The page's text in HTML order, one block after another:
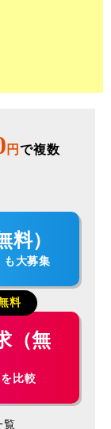
円で複数
料）
も大募集
料
（無
比較
覧